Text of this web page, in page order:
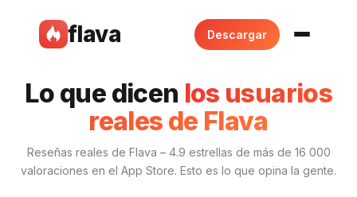
flava Descargar
Lo que dicen los usuarios
reales de Flava
Reseñas reales de Flava – 4.9 estrellas de más de 16 000
valoraciones en el App Store. Esto es lo que opina la gente.